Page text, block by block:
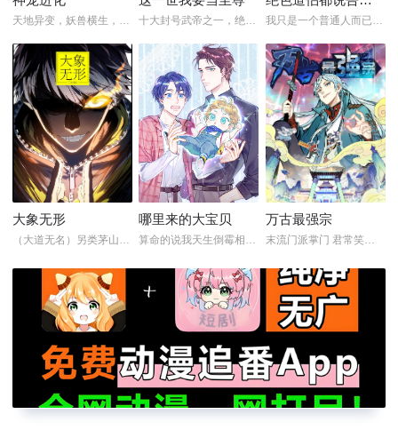
天地异变，妖兽横生，新纪元人类诞生了一种... 十大封号武帝之一，绝世武帝古飞扬在天荡山... 我只是一个普通人而已，竟然成为妖皇转世，...
大象无形
（大道无名）另类茅山宗怼乱妖！无敌茅山小...
哪里来的大宝贝
算命的说我天生倒霉相…骗谁呢！？我家混血...
万古最强宗
末流门派掌门 君常笑，万万没想到： 随便...